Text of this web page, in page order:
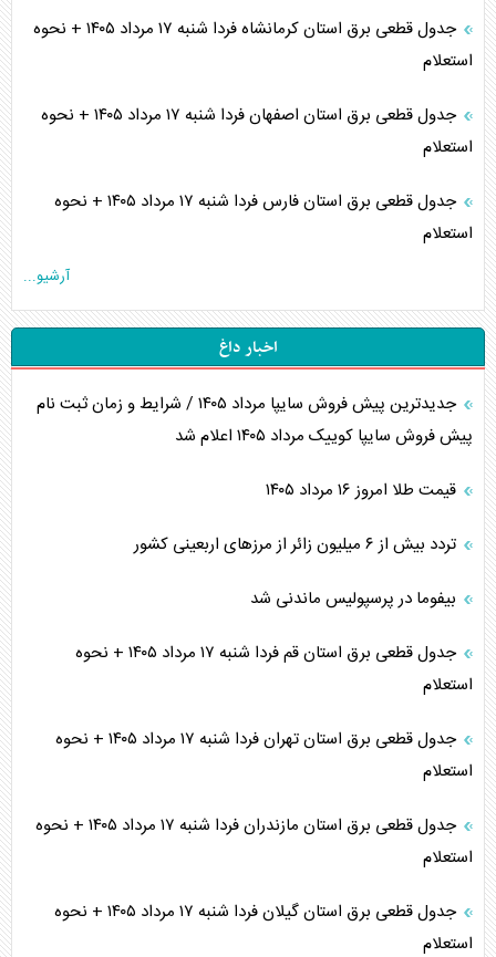
جدول قطعی برق استان کرمانشاه فردا شنبه ۱۷ مرداد ۱۴۰۵ + نحوه
استعلام
جدول قطعی برق استان اصفهان فردا شنبه ۱۷ مرداد ۱۴۰۵ + نحوه
استعلام
جدول قطعی برق استان فارس فردا شنبه ۱۷ مرداد ۱۴۰۵ + نحوه
استعلام
آرشیو...
اخبار داغ
جدیدترین پیش فروش سایپا مرداد ۱۴۰۵ / شرایط و زمان ثبت نام
پیش فروش سایپا کوییک مرداد ۱۴۰۵ اعلام شد
قیمت طلا امروز ۱۶ مرداد ۱۴۰۵
تردد بیش از ۶ میلیون زائر از مرزهای اربعینی کشور
بیفوما در پرسپولیس ماندنی شد
جدول قطعی برق استان قم فردا شنبه ۱۷ مرداد ۱۴۰۵ + نحوه
استعلام
جدول قطعی برق استان تهران فردا شنبه ۱۷ مرداد ۱۴۰۵ + نحوه
استعلام
جدول قطعی برق استان مازندران فردا شنبه ۱۷ مرداد ۱۴۰۵ + نحوه
استعلام
جدول قطعی برق استان گیلان فردا شنبه ۱۷ مرداد ۱۴۰۵ + نحوه
استعلام